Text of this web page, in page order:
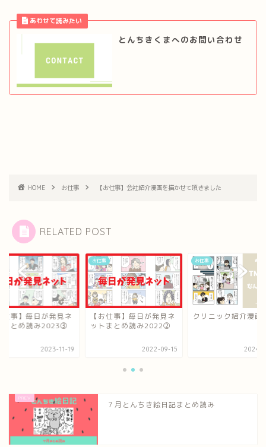
とんちきくまへのお問い合わせ
HOME お仕事 【お仕事】会社紹介漫画を描かせて頂きました
RELATED POST
仕事】毎日が発見ネ
まとめ読み2022②
2022-09-15
お仕事
クリニック紹介漫画
2024-04-23
お仕事
【お仕事】毎日が発
2023-
７月とんちき絵日記まとめ読み